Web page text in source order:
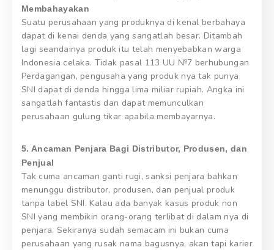
Membahayakan
Suatu perusahaan yang produknya di kenal berbahaya
dapat di kenai denda yang sangatlah besar. Ditambah
lagi seandainya produk itu telah menyebabkan warga
Indonesia celaka. Tidak pasal 113 UU №7 berhubungan
Perdagangan, pengusaha yang produk nya tak punya
SNI dapat di denda hingga lima miliar rupiah. Angka ini
sangatlah fantastis dan dapat memunculkan
perusahaan gulung tikar apabila membayarnya.
5. Ancaman Penjara Bagi Distributor, Produsen, dan
Penjual
Tak cuma ancaman ganti rugi, sanksi penjara bahkan
menunggu distributor, produsen, dan penjual produk
tanpa label SNI. Kalau ada banyak kasus produk non
SNI yang membikin orang-orang terlibat di dalam nya di
penjara. Sekiranya sudah semacam ini bukan cuma
perusahaan yang rusak nama bagusnya, akan tapi karier